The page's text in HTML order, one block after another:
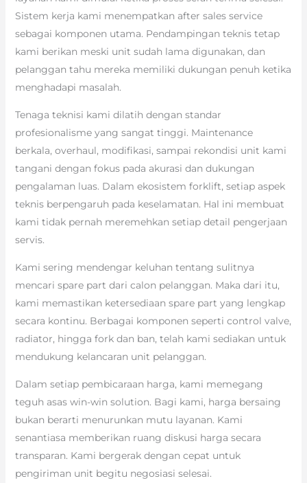
Sistem kerja kami menempatkan after sales service
sebagai komponen utama. Pendampingan teknis tetap
kami berikan meski unit sudah lama digunakan, dan
pelanggan tahu mereka memiliki dukungan penuh ketika
menghadapi masalah.
Tenaga teknisi kami dilatih dengan standar
profesionalisme yang sangat tinggi. Maintenance
berkala, overhaul, modifikasi, sampai rekondisi unit kami
tangani dengan fokus pada akurasi dan dukungan
pengalaman luas. Dalam ekosistem forklift, setiap aspek
teknis berpengaruh pada keselamatan. Hal ini membuat
kami tidak pernah meremehkan setiap detail pengerjaan
servis.
Kami sering mendengar keluhan tentang sulitnya
mencari spare part dari calon pelanggan. Maka dari itu,
kami memastikan ketersediaan spare part yang lengkap
secara kontinu. Berbagai komponen seperti control valve,
radiator, hingga fork dan ban, telah kami sediakan untuk
mendukung kelancaran unit pelanggan.
Dalam setiap pembicaraan harga, kami memegang
teguh asas win-win solution. Bagi kami, harga bersaing
bukan berarti menurunkan mutu layanan. Kami
senantiasa memberikan ruang diskusi harga secara
transparan. Kami bergerak dengan cepat untuk
pengiriman unit begitu negosiasi selesai.